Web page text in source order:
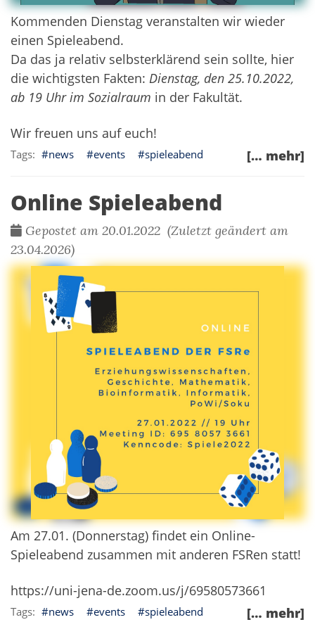
Kommenden Dienstag veranstalten wir wieder
einen Spieleabend.
Da das ja relativ selbsterklärend sein sollte, hier
die wichtigsten Fakten: Dienstag, den 25.10.2022,
ab 19 Uhr im Sozialraum in der Fakultät.
Wir freuen uns auf euch!
[… mehr]
news events spieleabend
Online Spieleabend
Gepostet am 20.01.2022 (Zuletzt geändert am
23.04.2026)
Am 27.01. (Donnerstag) findet ein Online-
Spieleabend zusammen mit anderen FSRen statt!
https://uni-jena-de.zoom.us/j/69580573661
[… mehr]
news events spieleabend